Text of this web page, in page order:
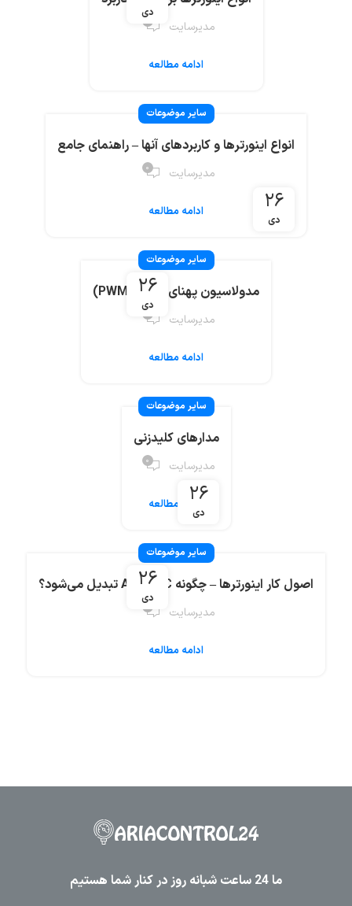
دی
مدیرسایت ۰
ادامه مطالعه
۲۶
دی
سایر موضوعات
انواع اینورترها و کاربردهای آنها – راهنمای جامع
مدیرسایت ۰
ادامه مطالعه
۲۶
دی
سایر موضوعات
مدولاسیون پهنای پالس (PWM)
مدیرسایت ۰
ادامه مطالعه
۲۶
دی
سایر موضوعات
مدارهای کلیدزنی
مدیرسایت ۰
ادامه مطالعه
۲۶
دی
سایر موضوعات
اصول کار اینورترها – چگونه DC به AC تبدیل می‌شود؟
مدیرسایت ۰
ادامه مطالعه
ما 24 ساعت شبانه روز در کنار شما هستیم